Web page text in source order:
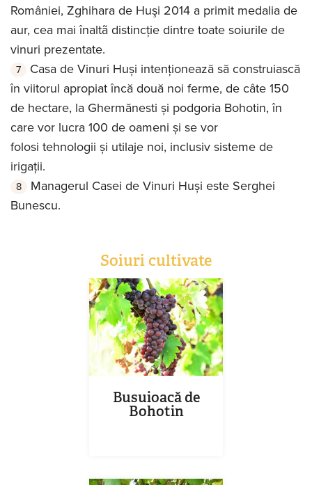
României, Zghihara de Huşi 2014 a primit medalia de
aur, cea mai înaltã distincţie dintre toate soiurile de
vinuri prezentate.
Casa de Vinuri Huși intenționează să construiască
în viitorul apropiat încă două noi ferme, de câte 150
de hectare, la Ghermănesti și podgoria Bohotin, în
care vor lucra 100 de oameni și se vor
folosi tehnologii și utilaje noi, inclusiv sisteme de
irigații.
Managerul Casei de Vinuri Huși este Serghei
Bunescu.
Soiuri cultivate
Busuioacă de
Bohotin